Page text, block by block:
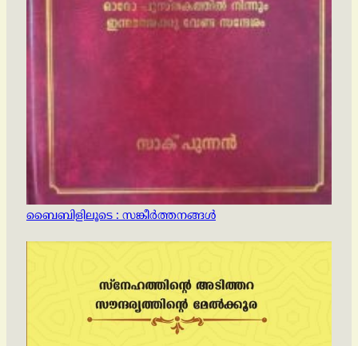
ബൈബിളിലൂടെ : സങ്കീര്‍ത്തനങ്ങള്‍